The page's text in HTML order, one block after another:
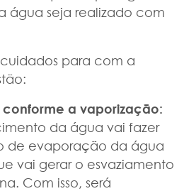
água seja realizado com
para com a
a vaporização:
da água vai fazer
de evaporação da água
vai gerar o esvaziamento
Com isso, será